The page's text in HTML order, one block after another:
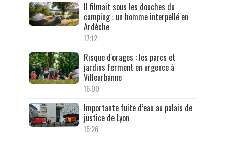
Il filmait sous les douches du
camping : un homme interpellé en
Ardèche
17:12
Risque d'orages : les parcs et
jardins ferment en urgence à
Villeurbanne
16:00
Importante fuite d’eau au palais de
justice de Lyon
15:26